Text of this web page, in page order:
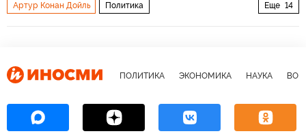
Еще 14
Артур Конан Дойль Политика
Федор Достоевский Василий Небензя
Карен Пирс Шерлок Холмс
ПОЛИТИКА ЭКОНОМИКА НАУКА